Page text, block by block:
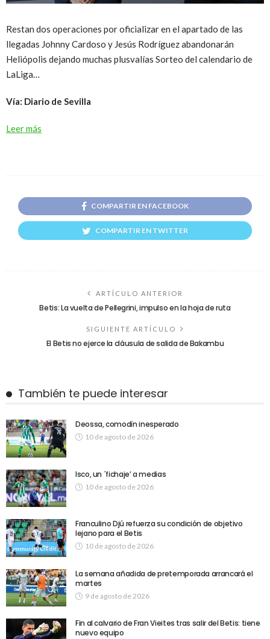
Restan dos operaciones por oficializar en el apartado de las
llegadas Johnny Cardoso y Jesús Rodríguez abandonarán
Heliópolis dejando muchas plusvalías Sorteo del calendario de
LaLiga…
Vía: Diario de Sevilla
Leer más
COMPARTIR EN FACEBOOK
COMPARTIR EN TWITTER
ARTÍCULO ANTERIOR
Betis: La vuelta de Pellegrini, impulso en la hoja de ruta
SIGUIENTE ARTÍCULO
El Betis no ejerce la cláusula de salida de Bakambu
También te puede interesar
Deossa, comodín inesperado
10 de agosto de 2026
Isco, un ´fichaje’ a medias
10 de agosto de 2026
Franculino Djú refuerza su condición de objetivo
lejano para el Betis
10 de agosto de 2026
La semana añadida de pretemporada arrancará el
martes
9 de agosto de 2026
Fin al calvario de Fran Vieites tras salir del Betis: tiene
nuevo equipo